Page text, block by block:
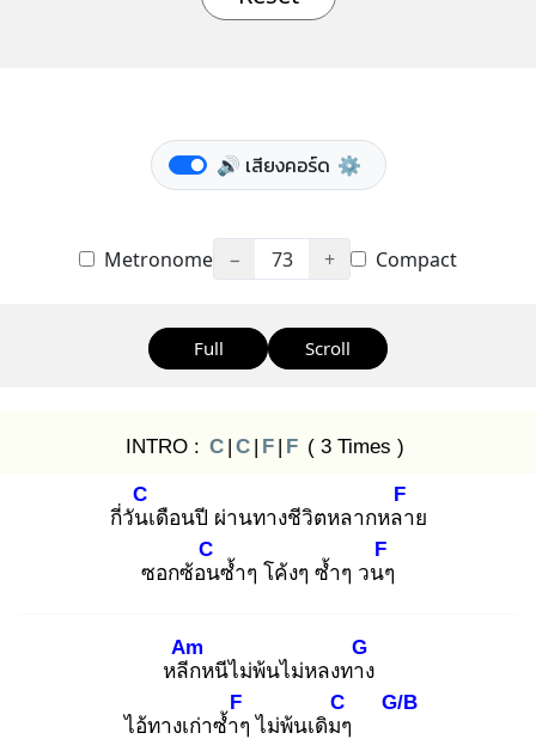
🔊 เสียงคอร์ด ⚙️
Metronome − 73 + Compact
Full Scroll
INTRO : C | C | F | F ( 3 Times )
กี่วันเ
C
ดือนปี ผ่านทางชีวิตหลากหลา
F
ย
ซอกซ้อน
C
ซ้ำๆ โค้งๆ ซ้ำๆ วนๆ
F
หลีก
Am
หนีไม่พ้นไม่หลงทาง
G
ไอ้ทางเก่าซ้ำๆ
F
ไม่พ้นเดิมๆ
C G/B